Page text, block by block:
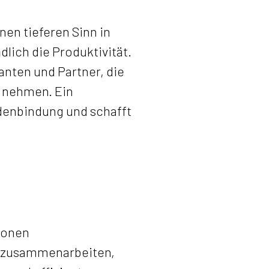
tieferen Sinn in
die Produktivität.
und Partner, die
Ein
und schafft